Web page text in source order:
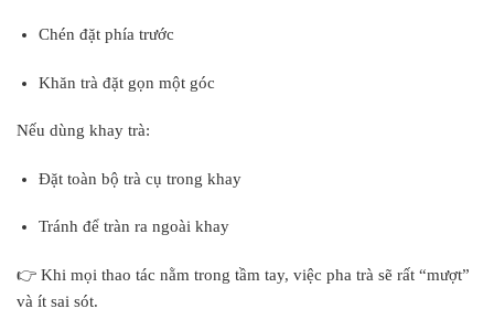
Chén đặt phía trước
Khăn trà đặt gọn một góc
Nếu dùng khay trà:
Đặt toàn bộ trà cụ trong khay
Tránh để tràn ra ngoài khay
👉 Khi mọi thao tác nằm trong tầm tay, việc pha trà sẽ rất “mượt”
và ít sai sót.